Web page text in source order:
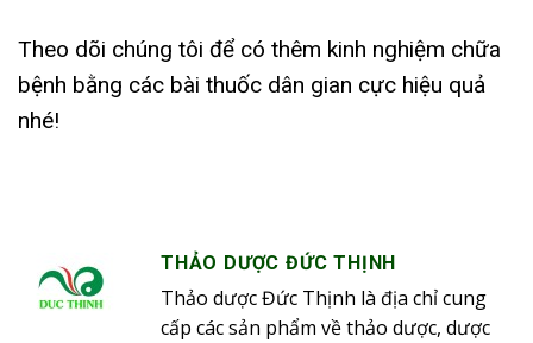
Theo dõi chúng tôi để có thêm kinh nghiệm chữa
bệnh bằng các bài thuốc dân gian cực hiệu quả
nhé!
THẢO DƯỢC ĐỨC THỊNH
Thảo dược Đức Thịnh là địa chỉ cung
cấp các sản phẩm về thảo dược, dược